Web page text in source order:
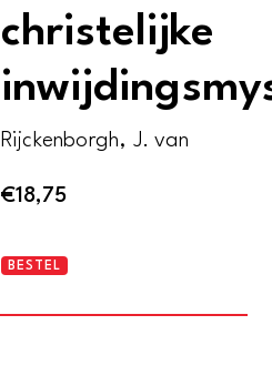
christelijke
Rijckenborgh, J. van
€18,75
Het
BESTEL